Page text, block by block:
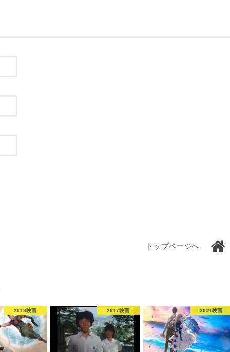
トップページへ
2018映画 2017映画 2021映画